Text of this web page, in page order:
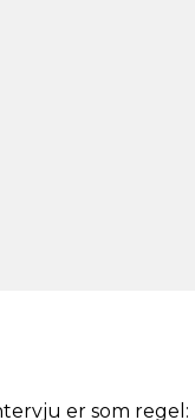
er som regel: